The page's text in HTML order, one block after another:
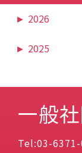
► 2026
► 2025
一般
Tel:03-